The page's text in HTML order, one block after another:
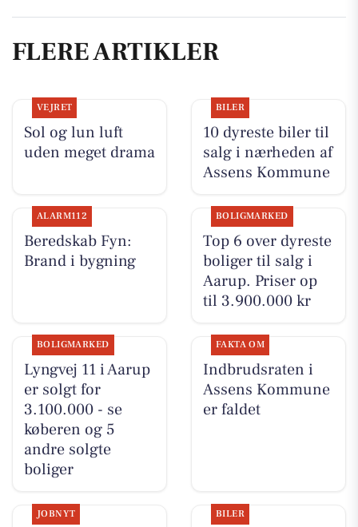
FLERE ARTIKLER
VEJRET
Sol og lun luft
uden meget drama
BILER
10 dyreste biler til
salg i nærheden af
Assens Kommune
ALARM112
Beredskab Fyn:
Brand i bygning
BOLIGMARKED
Top 6 over dyreste
boliger til salg i
Aarup. Priser op
til 3.900.000 kr
BOLIGMARKED
Lyngvej 11 i Aarup
er solgt for
3.100.000 - se
køberen og 5
andre solgte
boliger
FAKTA OM
Indbrudsraten i
Assens Kommune
er faldet
JOBNYT BILER